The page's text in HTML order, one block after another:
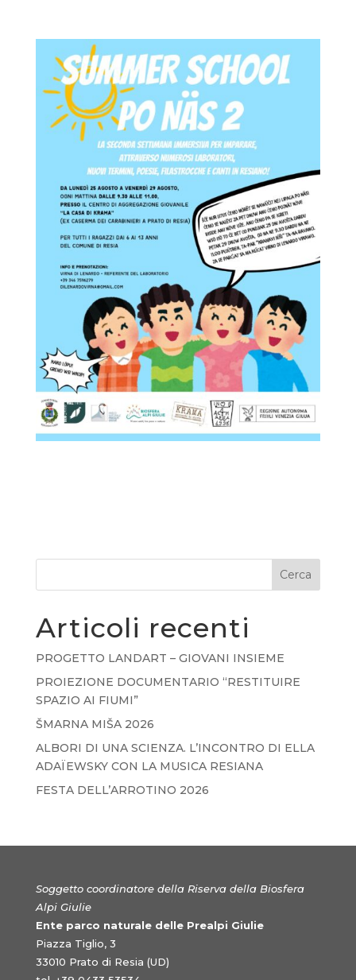
Cerca
Articoli recenti
PROGETTO LANDART – GIOVANI INSIEME
PROIEZIONE DOCUMENTARIO “RESTITUIRE
SPAZIO AI FIUMI”
ŠMARNA MIŠA 2026
ALBORI DI UNA SCIENZA. L’INCONTRO DI ELLA
ADAÏEWSKY CON LA MUSICA RESIANA
FESTA DELL’ARROTINO 2026
Soggetto coordinatore della Riserva della Biosfera
Alpi Giulie
Ente parco naturale delle Prealpi Giulie
Piazza Tiglio, 3
33010 Prato di Resia (UD)